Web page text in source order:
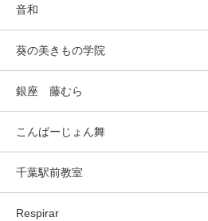
音和
葵の美きもの学院
銀座 藤むら
こんばーじょん舞
千葉駅前教室
Respirar